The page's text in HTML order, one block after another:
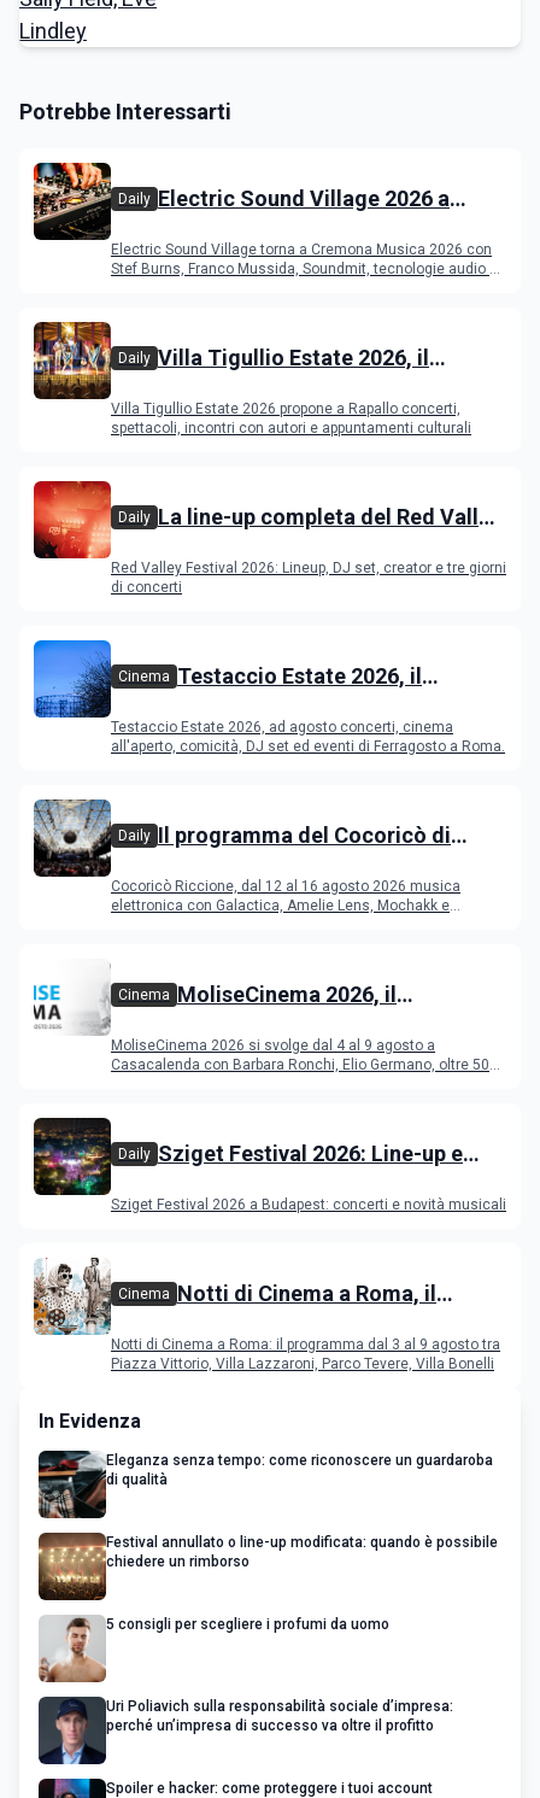
Potrebbe Interessarti
Daily Electric Sound Village 2026 a
Young Band Contest, il programma
Electric Sound Village torna a Cremona Musica 2026 con
Stef Burns, Franco Mussida, Soundmit, tecnologie audio e
Daily Villa Tigullio Estate 2026, il
Villa Tigullio Estate 2026 propone a Rapallo concerti,
spettacoli, incontri con autori e appuntamenti culturali
Daily La line-up completa del Red Valley
Red Valley Festival 2026: Lineup, DJ set, creator e tre giorni
di concerti
Cinema Testaccio Estate 2026, il
Ferragosto
Testaccio Estate 2026, ad agosto concerti, cinema
all'aperto, comicità, DJ set ed eventi di Ferragosto a Roma.
Daily Il programma del Cocoricò di
Cocoricò Riccione, dal 12 al 16 agosto 2026 musica
elettronica con Galactica, Amelie Lens, Mochakk e
Cinema MoliseCinema 2026, il
MoliseCinema 2026 si svolge dal 4 al 9 agosto a
Casacalenda con Barbara Ronchi, Elio Germano, oltre 50
Daily Sziget Festival 2026: Line-up e
Sziget Festival 2026 a Budapest: concerti e novità musicali
Cinema Notti di Cinema a Roma, il
Notti di Cinema a Roma: il programma dal 3 al 9 agosto tra
Piazza Vittorio, Villa Lazzaroni, Parco Tevere, Villa Bonelli
In Evidenza
Eleganza senza tempo: come riconoscere un guardaroba
di qualità
Festival annullato o line-up modificata: quando è possibile
chiedere un rimborso
5 consigli per scegliere i profumi da uomo
Uri Poliavich sulla responsabilità sociale d’impresa:
perché un’impresa di successo va oltre il profitto
Spoiler e hacker: come proteggere i tuoi account